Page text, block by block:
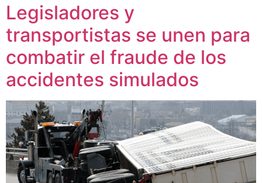
Legisladores y
transportistas se unen para
combatir el fraude de los
accidentes simulados